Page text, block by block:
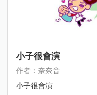
小子很會演
作者：奈奈音
小子很會演